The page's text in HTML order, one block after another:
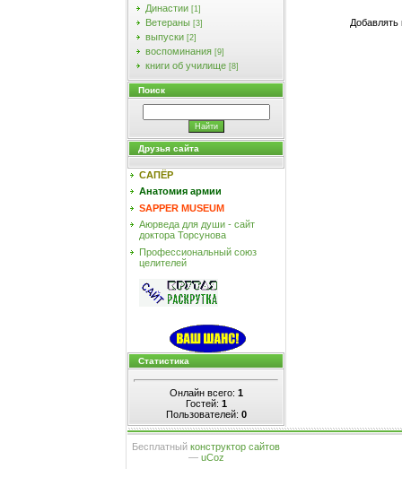
Династии [1]
Ветераны [3]
выпуски [2]
воспоминания [9]
книги об училище [8]
Поиск
Друзья сайта
САПЁР
Анатомия армии
SAPPER MUSEUM
Аюрведа для души - сайт
доктора Торсунова
Профессиональный союз
целителей
Статистика
Онлайн всего: 1
Гостей: 1
Пользователей: 0
Добавлять
Бесплатный конструктор сайтов
— uCoz